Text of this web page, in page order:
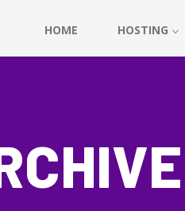
HOME HOSTING